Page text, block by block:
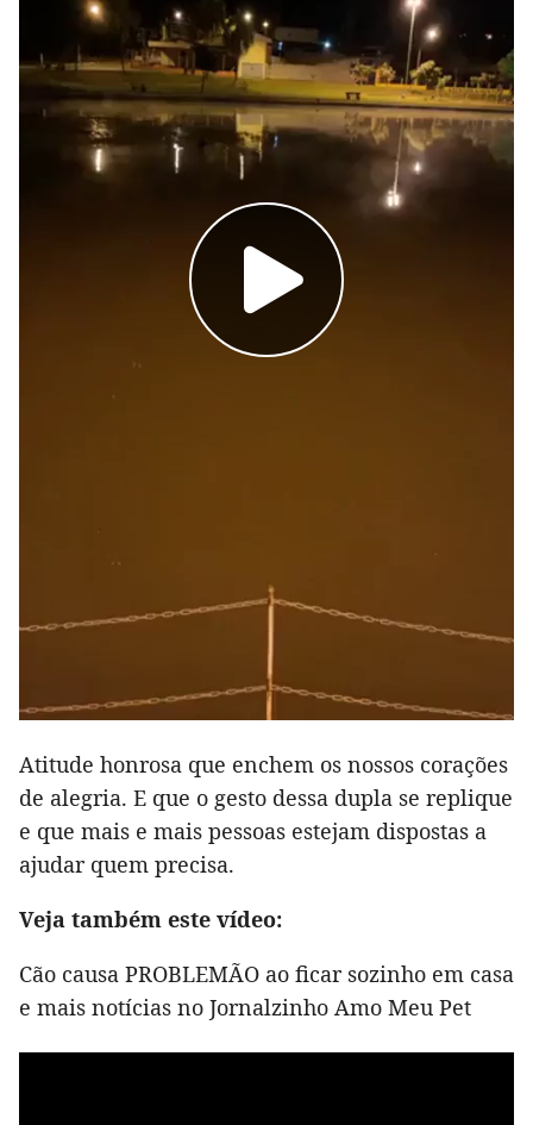
Atitude honrosa que enchem os nossos corações
de alegria. E que o gesto dessa dupla se replique
e que mais e mais pessoas estejam dispostas a
ajudar quem precisa.
Veja também este vídeo:
Cão causa PROBLEMÃO ao ficar sozinho em casa
e mais notícias no Jornalzinho Amo Meu Pet